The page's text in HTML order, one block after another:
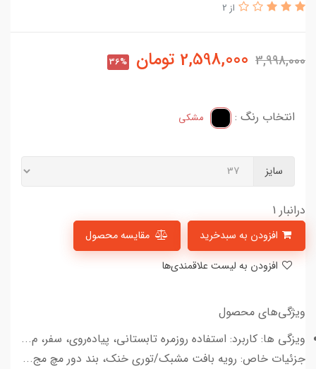
از 2
3,998,000
2,598,000 تومان 36%
انتخاب رنگ : مشکی
سایز
درانبار 1
مقایسه محصول
ویژگی‌های محصول
ویزگی ها: کاربرد: استفاده روزمره تابستانی، پیاده‌روی، سفر، م...
جزئیات خاص: رویه بافت مشبک/توری خنک، بند دور مچ مج...